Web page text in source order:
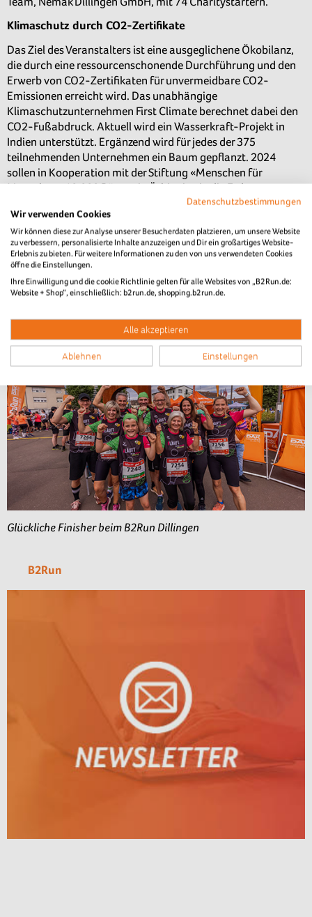
Klimaschutz durch CO2-Zertifikate
Das Ziel des Veranstalters ist eine ausgeglichene Ökobilanz,
die durch eine ressourcenschonende Durchführung und den
Erwerb von CO2-Zertifikaten für unvermeidbare CO2-
Emissionen erreicht wird. Das unabhängige
Klimaschutzunternehmen First Climate berechnet dabei den
CO2-Fußabdruck. Aktuell wird ein Wasserkraft-Projekt in
Indien unterstützt. Ergänzend wird für jedes der 375
teilnehmenden Unternehmen ein Baum gepflanzt. 2024
sollen in Kooperation mit der Stiftung «Menschen für
Menschen» 10.000 Bäume in Äthiopien in die Erde gesetzt
und damit zusätzlich ein wichtiger Beitrag für die Umwelt
geleistet werden.
Das beigefügte Bildmaterial steht - bei Nennung der Quelle
"Infront B2Run" - honorarfrei bereit.
Zum Pressebereich
Bilder des Laufs
Glückliche Finisher beim B2Run Dillingen
B2Run
Datenschutzbestimmungen
Wir verwenden Cookies
Wir können diese zur Analyse unserer Besucherdaten platzieren, um unsere Website
zu verbessern, personalisierte Inhalte anzuzeigen und Dir ein großartiges Website-
Erlebnis zu bieten. Für weitere Informationen zu den von uns verwendeten Cookies
öffne die Einstellungen.
Ihre Einwilligung und die cookie Richtlinie gelten für alle Websites von „B2Run.de:
Website + Shop“, einschließlich: b2run.de, shopping.b2run.de.
Alle akzeptieren
Ablehnen Einstellungen